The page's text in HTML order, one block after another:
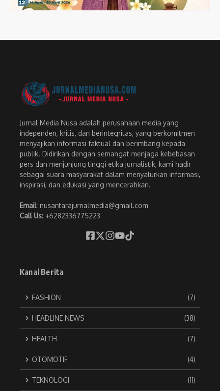
Jurnal Media Nusa adalah perusahaan media yang
independen, kritis, dan berintegritas, yang berkomitmen
menyajikan informasi faktual dan berimbang kepada
publik. Didirikan dengan semangat menjaga kebebasan
pers dan menjunjung tinggi etika jurnalistik, kami hadir
sebagai suara masyarakat dalam menyalurkan informasi,
inspirasi, dan edukasi yang mencerahkan.
Email: nusantarajurnalmedia@gmail.com
Call Us: +6282336775223
Kanal Berita
FASHION (7)
HEADLINE NEWS (38)
HEALTH (7)
OTOMOTIF (4)
TEKNOLOGI (11)